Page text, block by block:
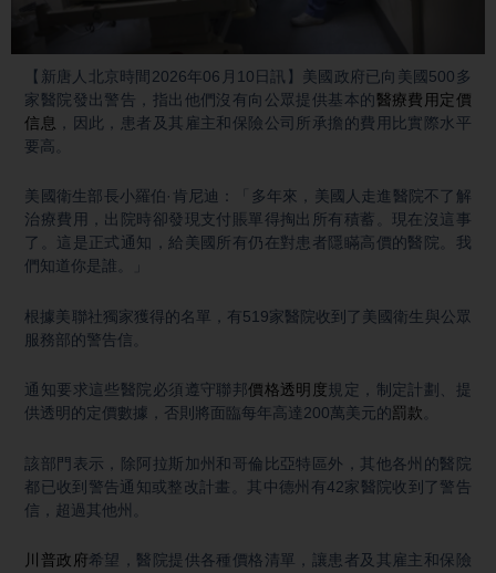
【新唐人北京時間2026年06月10日訊】美國政府已向美國500多
家醫院發出警告，指出他們沒有向公眾提供基本的醫療費用 定價
信息
，因此，患者及其雇主和保險公司所承擔的費用比實際水平
要高。
美國衛生部長小羅伯·肯尼迪：「多年來，美國人走進醫院不了解
治療費用，出院時卻發現支付賬單得掏出所有積蓄。現在沒這事
了。這是正式通知，給美國所有仍在對患者隱瞞高價的醫院。我
們知道你是誰。」
根據美聯社獨家獲得的名單，有519家醫院收到了美國衛生與公眾
服務部的警告信。
通知要求這些醫院必須遵守聯邦價格透明度規定，制定計劃、提
供透明的定價數據，否則將面臨每年高達200萬美元的罰款
該部門表示，除阿拉斯加州和哥倫比亞特區外，其他各州的醫院
都已收到警告通知或整改計畫。其中德州有42家醫院收到了警告
信，超過其他州。
川普政府希望，醫院提供各種價格清單，讓患者及其雇主和保險